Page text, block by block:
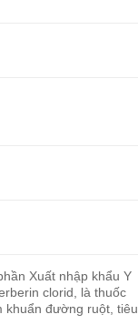
Xuất nhập khẩu Y
clorid, là thuốc
khuẩn đường ruột, tiêu